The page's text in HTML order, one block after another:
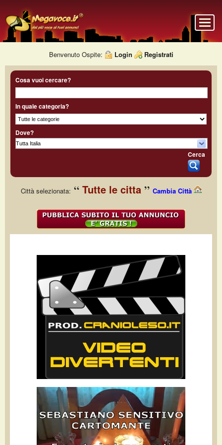
Benvenuto Ospite: Login Registrati
Cosa vuoi cercare?
In quale categoria?
Dove?
Cerca
Città selezionata: Tutte le citta Cambia Città